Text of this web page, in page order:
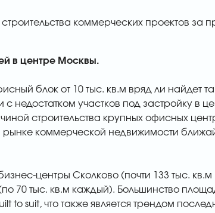
коммерческих проектов за
в центре Москвы.
блок от 10 тыс. кв.м вряд ли найдет
с недостатком участков под застройку в
строительства крупных офисных
коммерческой недвижимости
центры Сколково (почти 133 тыс.
70 тыс. кв.м каждый). Большинство
to suit, что также является трендом